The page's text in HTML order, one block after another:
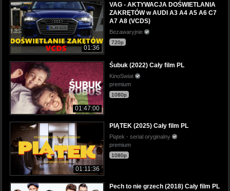
01:36
VAG - AKTYWACJA DOŚWIETLANIA
ZAKRĘTÓW w AUDI A3 A4 A5 A6 C7
A7 A8 (VCDS)
Bezawaryjnie
720p
01:47:00
Śubuk (2022) Cały film PL
KinoSwiat
premium
1080p
01:11:36
PIĄTEK (2025) Cały film PL
Piątek - serial oryginalny
premium
1080p
Pech to nie grzech (2018) Cały film PL